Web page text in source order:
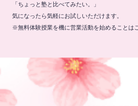
「ちょっと塾と比べてみたい。」
気になったら気軽にお試しいただけます。
※無料体験授業を機に営業活動を始めることは